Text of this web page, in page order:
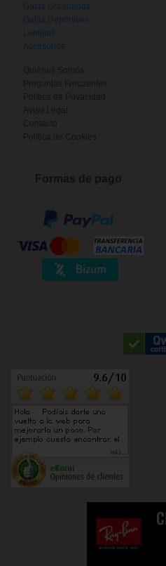
Gafas Graduadas
Gafas Deportivas
Lentillas
Accesorios
Quiénes Somos
Preguntas Frecuentes
Política de Privacidad
Aviso Legal
Contacto
Política de Cookies
Formas de pago